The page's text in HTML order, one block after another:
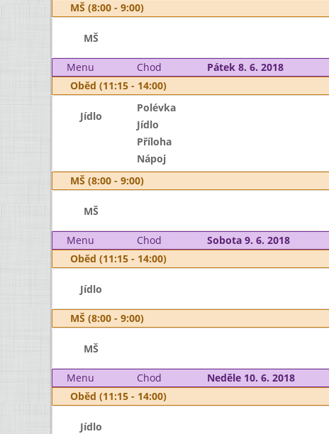
MŠ (8:00 - 9:00)
MŠ
Menu Chod Pátek 8. 6. 2018
Oběd (11:15 - 14:00)
Jídlo
Polévka
Jídlo
Příloha
Nápoj
MŠ (8:00 - 9:00)
MŠ
Menu Chod
Sobota 9. 6. 2018
Oběd (11:15 - 14:00)
Jídlo
MŠ (8:00 - 9:00)
MŠ
Menu Chod
Neděle 10. 6. 2018
Oběd (11:15 - 14:00)
Jídlo